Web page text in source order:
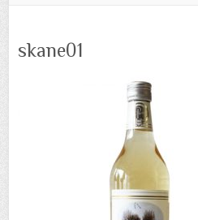
skane01